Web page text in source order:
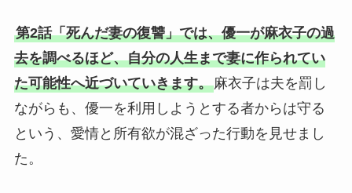
第2話「死んだ妻の復讐」では、優一が麻衣子の過
去を調べるほど、自分の人生まで妻に作られてい
た可能性へ近づいていきます。麻衣子は夫を罰し
ながらも、優一を利用しようとする者からは守る
という、愛情と所有欲が混ざった行動を見せまし
た。